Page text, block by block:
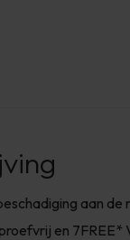
aan
en 7FREE*